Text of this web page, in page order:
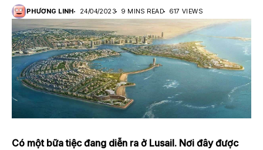
PHƯƠNG LINH 24/04/2023 9 MINS READ 617 VIEWS
Có một bữa tiệc đang diễn ra ở Lusail. Nơi đây được